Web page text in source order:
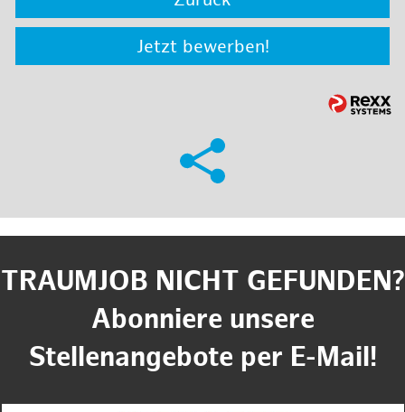
Jetzt bewerben!
TRAUMJOB NICHT GEFUNDEN?
Abonniere unsere
Stellenangebote per E-Mail!